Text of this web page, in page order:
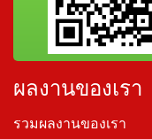
ผลงานของเรา
รวมผลงานของเรา